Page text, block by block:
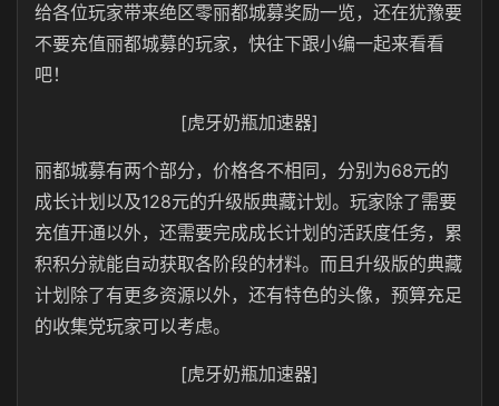
给各位玩家带来绝区零丽都城募奖励一览，还在犹豫要
不要充值丽都城募的玩家，快往下跟小编一起来看看
吧！
[虎牙奶瓶加速器]
丽都城募有两个部分，价格各不相同，分别为68元的
成长计划以及128元的升级版典藏计划。玩家除了需要
充值开通以外，还需要完成成长计划的活跃度任务，累
积积分就能自动获取各阶段的材料。而且升级版的典藏
计划除了有更多资源以外，还有特色的头像，预算充足
的收集党玩家可以考虑。
[虎牙奶瓶加速器]